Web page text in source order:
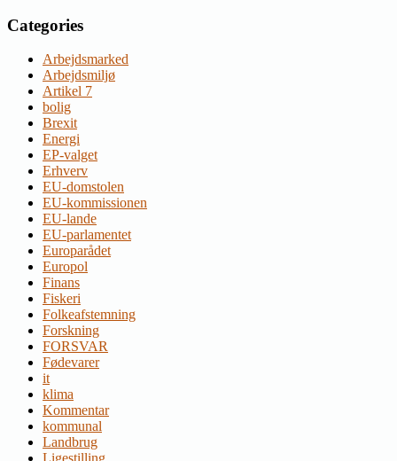
Categories
Arbejdsmarked
Arbejdsmiljø
Artikel 7
bolig
Brexit
Energi
EP-valget
Erhverv
EU-domstolen
EU-kommissionen
EU-lande
EU-parlamentet
Europarådet
Europol
Finans
Fiskeri
Folkeafstemning
Forskning
FORSVAR
Fødevarer
it
klima
Kommentar
kommunal
Landbrug